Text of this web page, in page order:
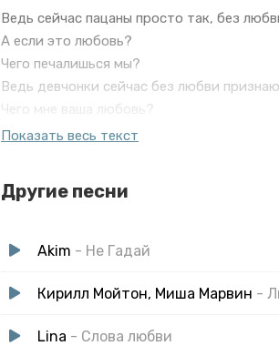
Ведь сейчас пацаны просто так, без
А если это любовь?
Чего печалишься мы?
Ведь девчонки сейчас без любви
Чего мне ваша любовь?
А мне и так хорошо
Показать весь текст
Другие песни
Akim - Не Гадай
Кирилл Мойтон, Миша Марвин -
Lina - Слова любви